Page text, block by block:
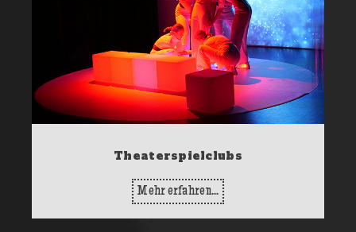
Theaterspielclubs
Mehr erfahren...